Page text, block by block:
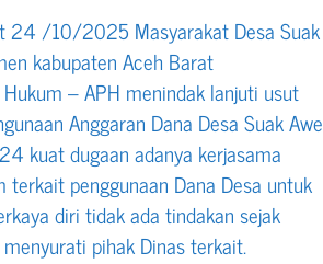
24 /10/2025 Masyarakat Desa Suak
kabupaten Aceh Barat
– APH menindak lanjuti usut
Anggaran Dana Desa Suak Awe
kuat dugaan adanya kerjasama
penggunaan Dana Desa untuk
diri tidak ada tindakan sejak
pihak Dinas terkait.